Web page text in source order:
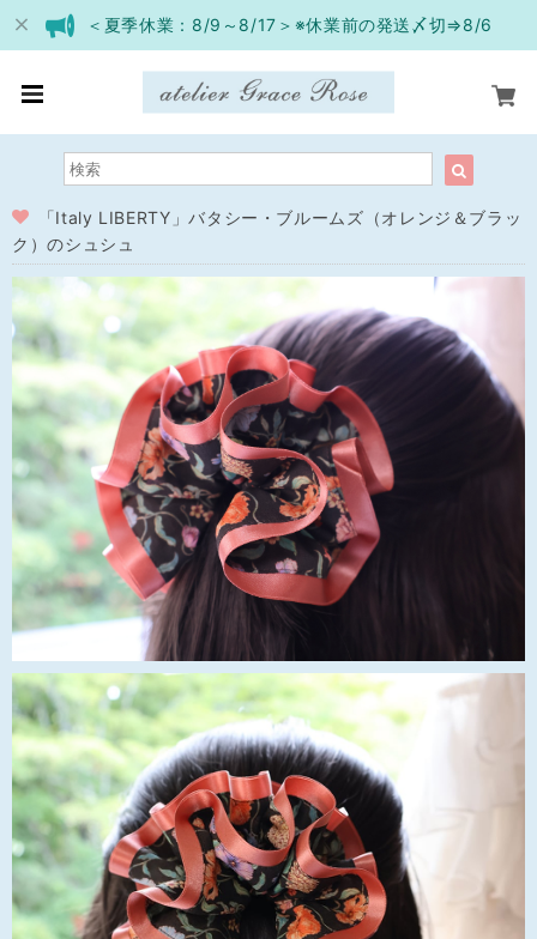
＜夏季休業：8/9～8/17＞※休業前の発送〆切⇒8/6
「Italy LIBERTY」バタシー・ブルームズ（オレンジ＆ブラッ
ク）のシュシュ